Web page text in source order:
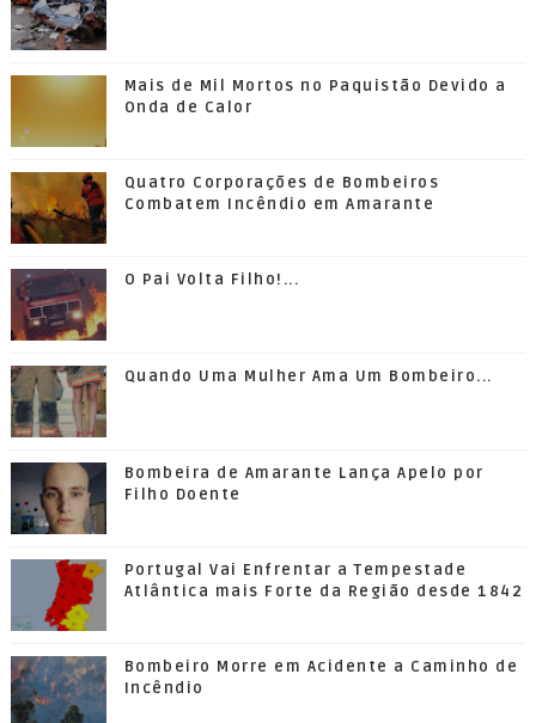
Mais de Mil Mortos no Paquistão Devido a
Onda de Calor
Quatro Corporações de Bombeiros
Combatem Incêndio em Amarante
O Pai Volta Filho!...
Quando Uma Mulher Ama Um Bombeiro...
Bombeira de Amarante Lança Apelo por
Filho Doente
Portugal Vai Enfrentar a Tempestade
Atlântica mais Forte da Região desde 1842
Bombeiro Morre em Acidente a Caminho de
Incêndio